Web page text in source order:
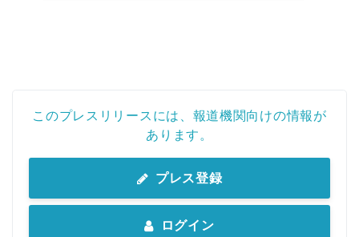
このプレスリリースには、報道機関向けの情報が
あります。
プレス登録
ログイン